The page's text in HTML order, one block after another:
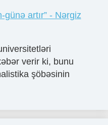
artır” - Nərgiz
verir ki, bunu
şöbəsinin